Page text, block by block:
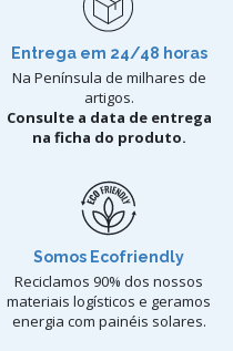
Entrega em 24/48 horas
Na Península de milhares de
artigos.
Consulte a data de entrega
na ficha do produto.
Somos Ecofriendly
Reciclamos 90% dos nossos
materiais logísticos e geramos
energia com painéis solares.